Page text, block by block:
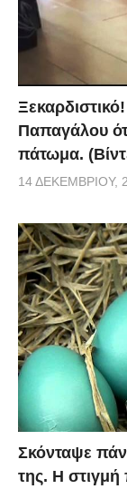
Παπαγάλου
πάτωμα.
14 ΔΕΚΕΜΒΡΊΟΥ,
Σκόνταψε
της. Η στιγμή